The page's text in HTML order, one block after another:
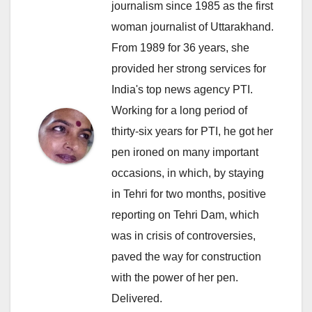
journalism since 1985 as the first
woman journalist of Uttarakhand.
From 1989 for 36 years, she
provided her strong services for
India's top news agency PTI.
Working for a long period of
thirty-six years for PTI, he got her
pen ironed on many important
occasions, in which, by staying
in Tehri for two months, positive
reporting on Tehri Dam, which
was in crisis of controversies,
paved the way for construction
with the power of her pen.
Delivered.